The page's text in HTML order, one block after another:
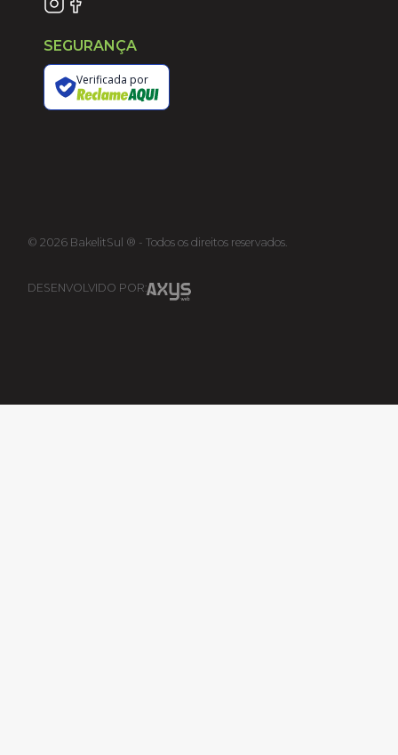
SEGURANÇA
Verificada por
© 2026BakelitSul ® - Todos os direitos reservados.
DESENVOLVIDO POR: